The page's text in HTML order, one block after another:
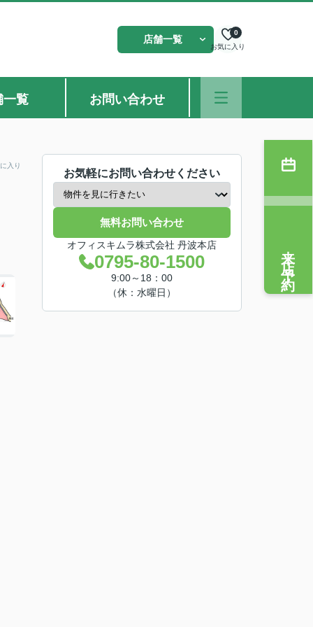
店舗一覧
お気に入り
0
一覧 お問い合わせ
入り
お気軽にお問い合わせください
無料お問い合わせ
オフィスキムラ株式会社 丹波本店
0795-80-1500
9:00～18：00
（休：水曜日）
来店予約